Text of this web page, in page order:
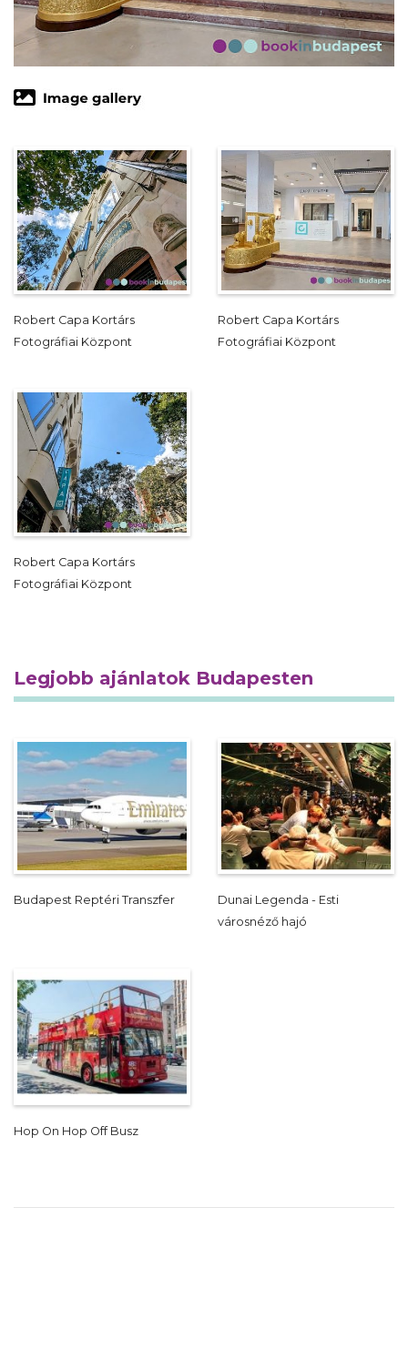
Robert Capa Kortárs
Fotográfiai Központ
Robert Capa Kortárs
Fotográfiai Központ
Robert Capa Kortárs
Fotográfiai Központ
Legjobb ajánlatok Budapesten
Budapest Reptéri Transzfer
Dunai Legenda - Esti
városnéző hajó
Hop On Hop Off Busz